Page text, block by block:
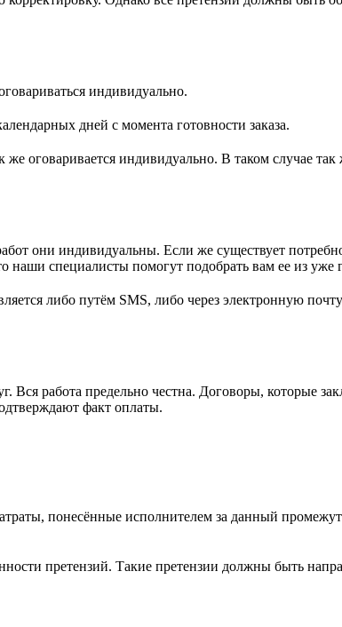
индивидуально.
дней с момента готовности заказа.
оговаривается индивидуально. В таком случае
они индивидуальны. Если же существует
специалисты помогут подобрать вам ее из уже
либо путём SMS, либо через электронную
работа предельно честна. Договоры, которые
факт оплаты.
понесённые исполнителем за данный
претензий. Такие претензии должны быть